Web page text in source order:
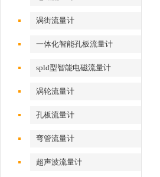
涡街流量计
一体化智能孔板流量计
spld型智能电磁流量计
涡轮流量计
孔板流量计
弯管流量计
超声波流量计